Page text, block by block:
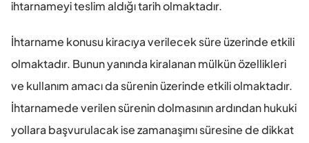
ihtarnameyi teslim aldığı tarih olmaktadır.
İhtarname konusu kiracıya verilecek süre üzerinde etkili
olmaktadır. Bunun yanında kiralanan mülkün özellikleri
ve kullanım amacı da sürenin üzerinde etkili olmaktadır.
İhtarnamede verilen sürenin dolmasının ardından hukuki
yollara başvurulacak ise zamanaşımı süresine de dikkat